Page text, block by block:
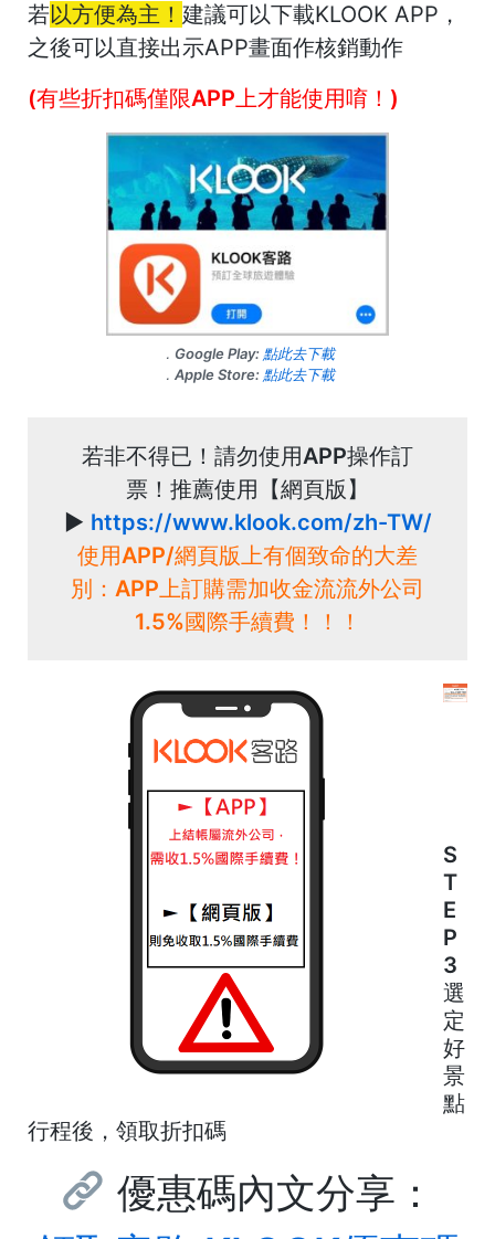
若以方便為主！ 建議可以下載KLOOK APP，
之後可以直接出示APP畫面作核銷動作
(有些折扣碼僅限APP上才能使用唷！)
．Google Play: 點此去下載
．Apple Store: 點此去下載
若非不得已！請勿使用APP操作訂
票！推薦使用【網頁版】
► https://www.klook.com/zh-TW/
使用APP/網頁版上有個致命的大差
別：APP上訂購需加收金流流外公司
1.5%國際手續費！！！
S
T
E
P
3
選
定
好
景
點
行程後，領取折扣碼
優惠碼內文分享：